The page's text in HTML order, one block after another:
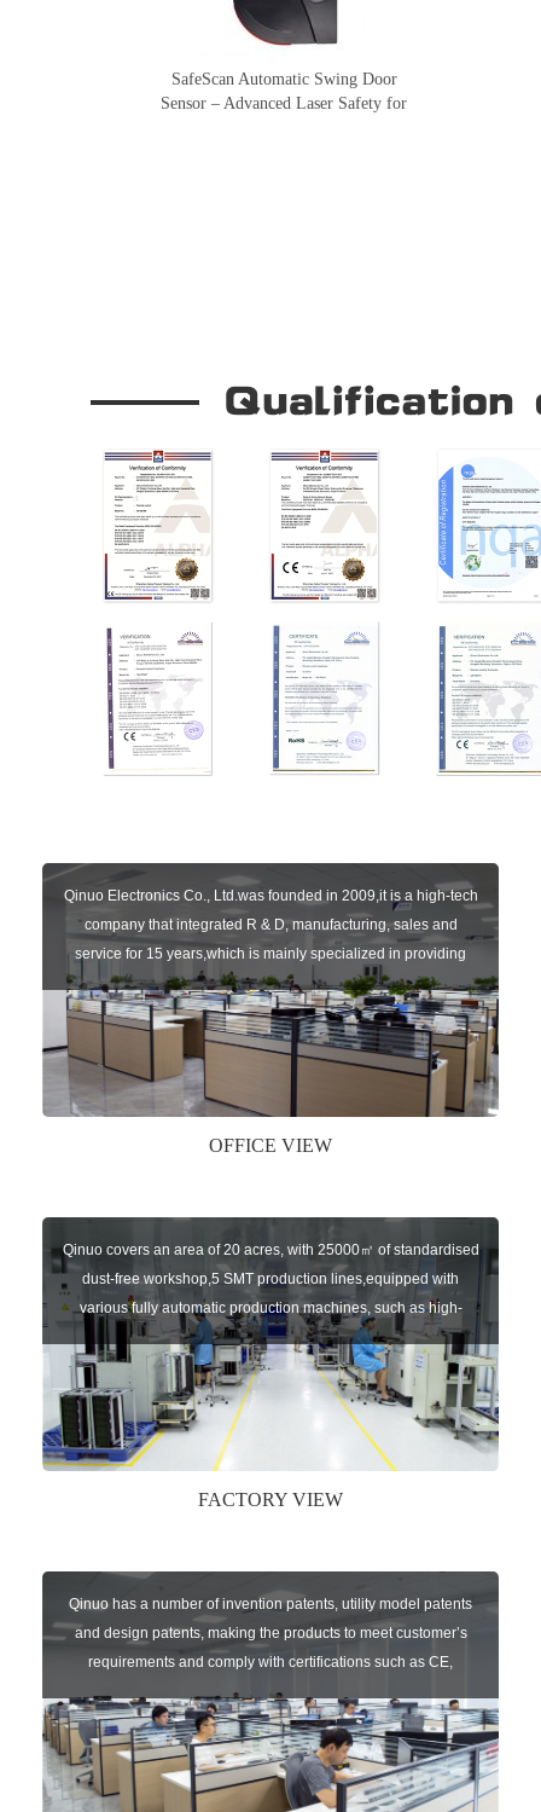
SafeScan Automatic Swing Door
Sensor – Advanced Laser Safety for
Qinuo Electronics Co., Ltd.was founded in 2009,it is a high-tech
company that integrated R & D, manufacturing, sales and
service for 15 years,which is mainly specialized in providing
sensors of automatic door, control system of door and gate, car
key remote, auto parts etc. The company currently has four
independent brands: U-CONTROL, U-SENSORS, U-
AUTOGATES and U-AUTOKEYS.
OFFICE VIEW
Qinuo covers an area of 20 acres, with 25000㎡ of standardised
dust-free workshop,5 SMT production lines,equipped with
various fully automatic production machines, such as high-
speed chip mounter,welding robots, and automatic screw
machines etc.
FACTORY VIEW
Qinuo has a number of invention patents, utility model patents
and design patents, making the products to meet customer’s
requirements and comply with certifications such as CE,
RoHS,WEEE, EN16005,FCC, IC etc.